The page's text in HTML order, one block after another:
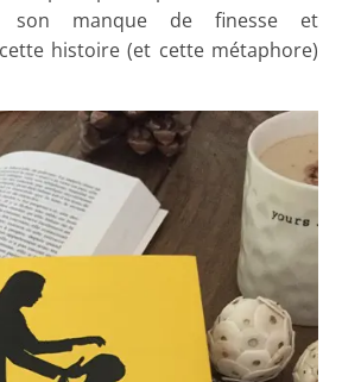
son manque de finesse et
histoire (et cette métaphore)